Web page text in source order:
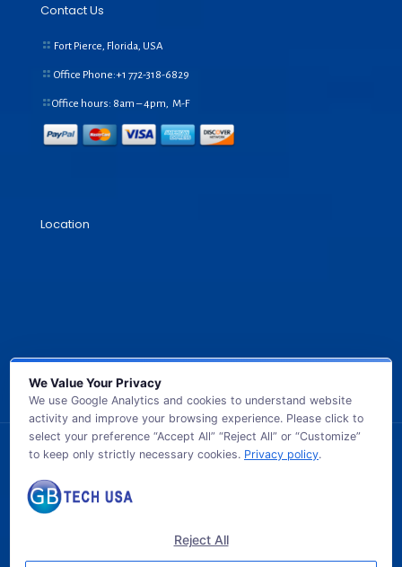
Contact Us
Fort Pierce, Florida, USA
Office Phone:+1 772-318-6829
Office hours: 8am – 4pm, M-F
Location
© 2026 GB TECH USA. All Rights Reserved.
We Value Your Privacy
We use Google Analytics and cookies to understand website
activity and improve your browsing experience. Please click to
select your preference “Accept All” “Reject All” or “Customize”
to keep only strictly necessary cookies. Privacy policy.
Reject All